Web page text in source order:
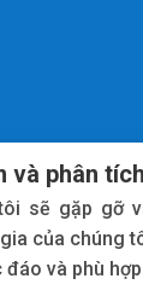
và phân
sẽ gặp gỡ
của chúng
đáo và phù